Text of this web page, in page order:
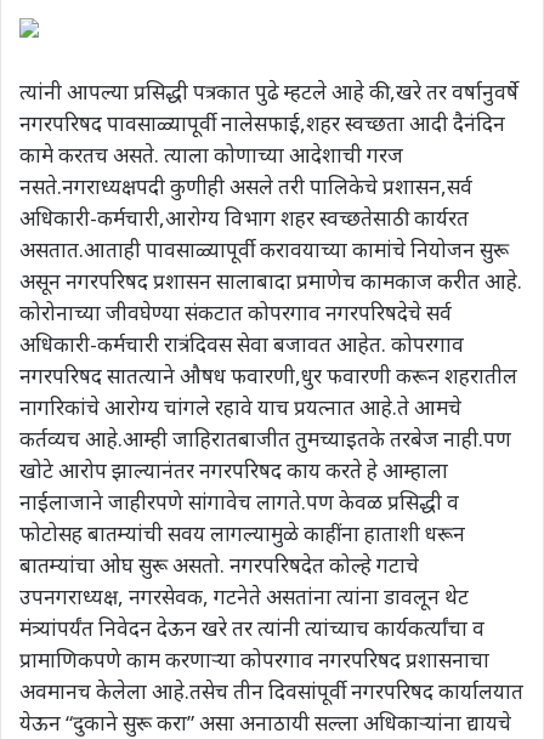
त्यांनी आपल्या प्रसिद्धी पत्रकात पुढे म्हटले आहे की,खरे तर वर्षानुवर्षे
नगरपरिषद पावसाळ्यापूर्वी नालेसफाई,शहर स्वच्छता आदी दैनंदिन
कामे करतच असते. त्याला कोणाच्या आदेशाची गरज
नसते.नगराध्यक्षपदी कुणीही असले तरी पालिकेचे प्रशासन,सर्व
अधिकारी-कर्मचारी,आरोग्य विभाग शहर स्वच्छतेसाठी कार्यरत
असतात.आताही पावसाळ्यापूर्वी करावयाच्या कामांचे नियोजन सुरू
असून नगरपरिषद प्रशासन सालाबादा प्रमाणेच कामकाज करीत आहे.
कोरोनाच्या जीवघेण्या संकटात कोपरगाव नगरपरिषदेचे सर्व
अधिकारी-कर्मचारी रात्रंदिवस सेवा बजावत आहेत. कोपरगाव
नगरपरिषद सातत्याने औषध फवारणी,धुर फवारणी करून शहरातील
नागरिकांचे आरोग्य चांगले रहावे याच प्रयत्नात आहे.ते आमचे
कर्तव्यच आहे.आम्ही जाहिरातबाजीत तुमच्याइतके तरबेज नाही.पण
खोटे आरोप झाल्यानंतर नगरपरिषद काय करते हे आम्हाला
नाईलाजाने जाहीरपणे सांगावेच लागते.पण केवळ प्रसिद्धी व
फोटोसह बातम्यांची सवय लागल्यामुळे काहींना हाताशी धरून
बातम्यांचा ओघ सुरू असतो. नगरपरिषदेत कोल्हे गटाचे
उपनगराध्यक्ष, नगरसेवक, गटनेते असतांना त्यांना डावलून थेट
मंत्र्यांपर्यंत निवेदन देऊन खरे तर त्यांनी त्यांच्याच कार्यकर्त्यांचा व
प्रामाणिकपणे काम करणाऱ्या कोपरगाव नगरपरिषद प्रशासनाचा
अवमानच केलेला आहे.तसेच तीन दिवसांपूर्वी नगरपरिषद कार्यालयात
येऊन “दुकाने सुरू करा” असा अनाठायी सल्ला अधिकाऱ्यांना द्यायचे